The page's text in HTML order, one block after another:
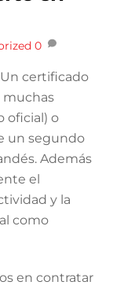
0
certificado
muchas
oficial) o
un segundo
Además
el
y la
como
​​en contratar